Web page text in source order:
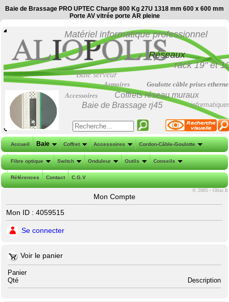
Baie de Brassage PRO UPTEC Charge 800 Kg 27U 1318 mm 600 x 600 mm
Porte AV vitrée porte AR pleine
Matériel informatique professionnel
Réseaux
rack 19"et
Baie serveur
Armoires
Goulotte câble prises
Accessoires
Coffrets réseau muraux
Baie de Brassage rj45
Accueil Baie Coffret Accessoires Cordon-Câble-Goulotte
Fibre optique Switch Onduleur Outils Conseils
Références Contact C.G.V
© 2005 - Olisc.fr
Mon Compte
Mon ID : 4059515
Se connecter
Voir le panier
Panier
Qté
Description